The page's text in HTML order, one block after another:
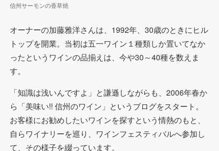
信州サーモンの香草焼
オーナーの加藤雅洋さんは、1992年、30歳のときにヒル
トップを開業。当初は五一ワイン１種類しか置いてなか
ったというワインの品揃えは、今や30～40種を数えま
す。
「知識は浅いんですよ」と謙遜しながらも、2006年春か
ら「美味い!! 信州のワイン」というブログをスタート。
お客様にお勧めしたいワインを探すという情熱のもと、
自らワイナリーを巡り、ワインフェスティバルへ参加し
て、その様子を綴っています。